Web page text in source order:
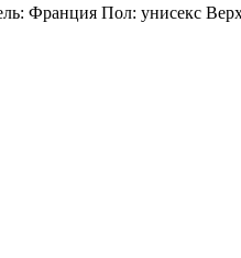
Франция Пол: унисекс